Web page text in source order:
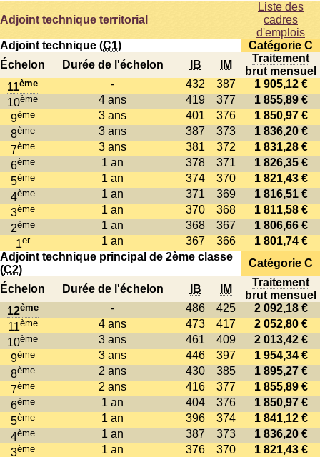
Adjoint technique territorial
Liste des
cadres
d'emplois
Adjoint technique (C1)
Catégorie C
Échelon
Durée de l'échelon IB IM
Traitement
brut mensuel
11ème - 432 387
1 905,12 €
10ème 4 ans 419 377
1 855,89 €
9ème 3 ans 401 376
1 850,97 €
8ème 3 ans 387 373
1 836,20 €
7ème 3 ans 381 372
1 831,28 €
6ème 1 an 378 371
1 826,35 €
5ème 1 an 374 370
1 821,43 €
4ème 1 an 371 369
1 816,51 €
3ème 1 an 370 368
1 811,58 €
2ème 1 an 368 367
1 806,66 €
1er 1 an 367 366
1 801,74 €
Adjoint technique principal de 2ème classe
(C2)
Catégorie C
Échelon Durée de l'échelon IB IM
Traitement
brut mensuel
12ème - 486 425
2 092,18 €
11ème 4 ans 473 417
2 052,80 €
10ème 3 ans 461 409
2 013,42 €
9ème 3 ans 446 397
1 954,34 €
8ème 2 ans 430 385
1 895,27 €
7ème 2 ans 416 377
1 855,89 €
6ème 1 an 404 376
1 850,97 €
5ème 1 an 396 374
1 841,12 €
4ème 1 an 387 373
1 836,20 €
3ème 1 an 376 370
1 821,43 €